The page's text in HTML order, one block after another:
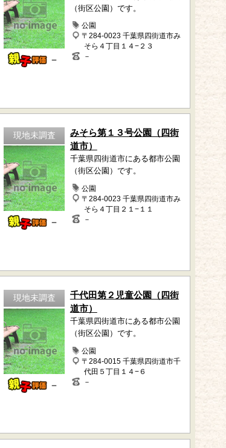
－
（街区公園）です。
公園
〒284-0023 千葉県四街道市み
そら４丁目１４−２３
－
現地未調査
－
みそら第１３号公園（四街
道市）
千葉県四街道市にある都市公園
（街区公園）です。
公園
〒284-0023 千葉県四街道市み
そら４丁目２１−１１
－
現地未調査
－
千代田第２児童公園（四街
道市）
千葉県四街道市にある都市公園
（街区公園）です。
公園
〒284-0015 千葉県四街道市千
代田５丁目１４−６
－